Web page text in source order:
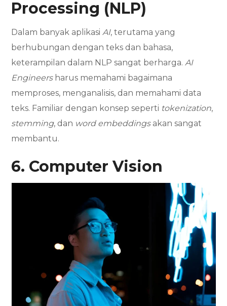
Processing (NLP)
Dalam banyak aplikasiAI, terutama yang
berhubungan dengan teks dan bahasa,
keterampilan dalam NLP sangat berharga.AI
Engineersharus memahami bagaimana
memproses, menganalisis, dan memahami data
teks. Familiar dengan konsep seperti tokenization,
stemming, dan word embeddingsakan sangat
membantu.
6. Computer Vision